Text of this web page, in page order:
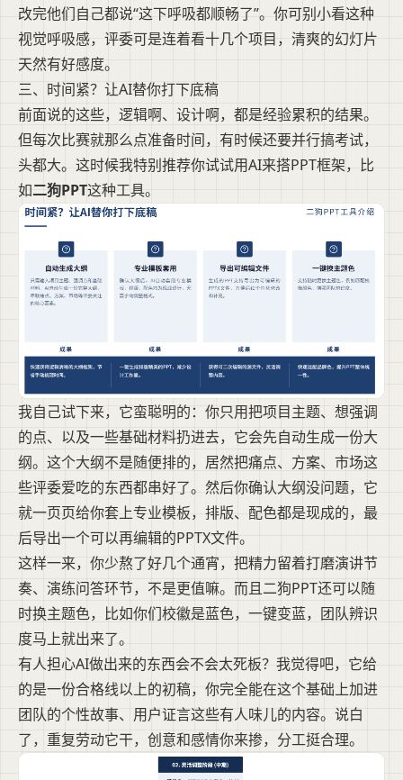
改完他们自己都说“这下呼吸都顺畅了”。你可别小看这种
视觉呼吸感，评委可是连着看十几个项目，清爽的幻灯片
天然有好感度。
三、时间紧？让AI替你打下底稿
前面说的这些，逻辑啊、设计啊，都是经验累积的结果。
但每次比赛就那么点准备时间，有时候还要并行搞考试，
头都大。这时候我特别推荐你试试用AI来搭PPT框架，比
如二狗PPT这种工具。
我自己试下来，它蛮聪明的：你只用把项目主题、想强调
的点、以及一些基础材料扔进去，它会先自动生成一份大
纲。这个大纲不是随便排的，居然把痛点、方案、市场这
些评委爱吃的东西都串好了。然后你确认大纲没问题，它
就一页页给你套上专业模板，排版、配色都是现成的，最
后导出一个可以再编辑的PPTX文件。
这样一来，你少熬了好几个通宵，把精力留着打磨演讲节
奏、演练问答环节，不是更值嘛。而且二狗PPT还可以随
时换主题色，比如你们校徽是蓝色，一键变蓝，团队辨识
度马上就出来了。
有人担心AI做出来的东西会不会太死板？我觉得吧，它给
的是一份合格线以上的初稿，你完全能在这个基础上加进
团队的个性故事、用户证言这些有人味儿的内容。说白
了，重复劳动它干，创意和感情你来掺，分工挺合理。